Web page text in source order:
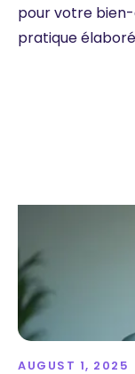
pour votre
pratique
AUGUST 1, 2025